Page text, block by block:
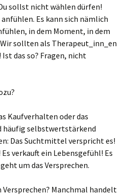
sollst nicht wählen dürfen!
Es kann sich nämlich
in dem Moment, in dem
sollten als Therapeut_inn_en
das so? Fragen, nicht
Kaufverhalten oder das
häufig selbstwertstärkend
Das Suchtmittel verspricht es!
verkauft ein Lebensgefühl! Es
um das Versprechen.
Manchmal handelt